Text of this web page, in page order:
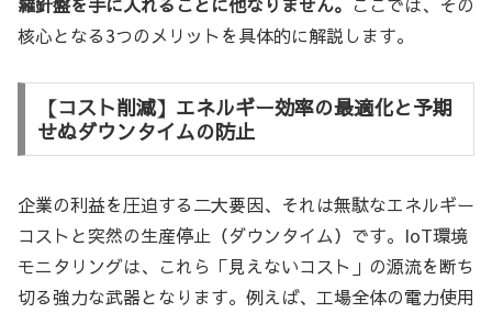
核心となる3つのメリットを具体的に解説します。
【コスト削減】エネルギー効率の最適化と予期
せぬダウンタイムの防止
企業の利益を圧迫する二大要因、それは無駄なエネルギー
コストと突然の生産停止（ダウンタイム）です。IoT環境
モニタリングは、これら「見えないコスト」の源流を断ち
切る強力な武器となります。例えば、工場全体の電力使用